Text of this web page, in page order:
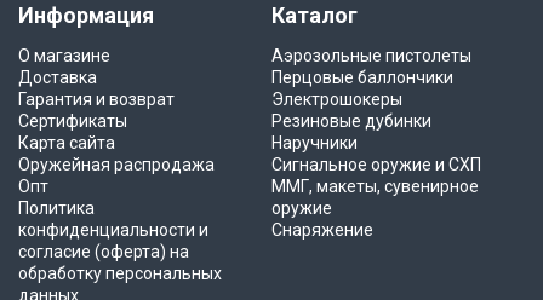
Информация
О магазине
Доставка
Гарантия и возврат
Сертификаты
Карта сайта
Оружейная распродажа
Опт
Политика
конфиденциальности и
согласие (оферта) на
обработку персональных
данных
Каталог
Аэрозольные пистолеты
Перцовые баллончики
Электрошокеры
Резиновые дубинки
Наручники
Сигнальное оружие и СХП
ММГ, макеты, сувенирное
оружие
Снаряжение